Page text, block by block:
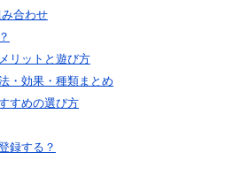
合わせ
リットと遊び方
・効果・種類まとめ
すめの選び方
録する？